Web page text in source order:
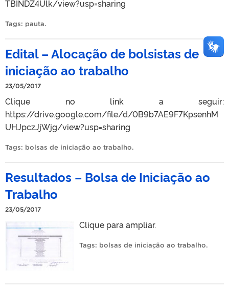
TBINDZ4Ulk/view?usp=sharing
Tags: pauta.
Edital – Alocação de bolsistas de
iniciação ao trabalho
23/05/2017
Clique no link a seguir:
https://drive.google.com/file/d/0B9b7AE9F7KpsenhM
UHJpczJjWjg/view?usp=sharing
Tags: bolsas de iniciação ao trabalho.
Resultados – Bolsa de Iniciação ao
Trabalho
23/05/2017
Clique para ampliar.
Tags: bolsas de iniciação ao trabalho.